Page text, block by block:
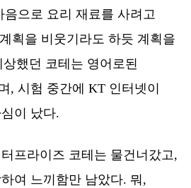
으로 요리 재료를 사려고
획을 비웃기라도 하듯 계획을
했던 코테는 영어로된
, 시험 중간에 KT 인터넷이
이 났다.
프라이즈 코테는 물건너갔고,
여 느끼함만 남았다. 뭐,